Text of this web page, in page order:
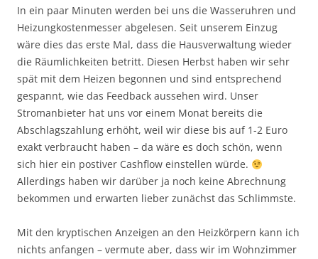
In ein paar Minuten werden bei uns die Wasseruhren und
Heizungkostenmesser abgelesen. Seit unserem Einzug
wäre dies das erste Mal, dass die Hausverwaltung wieder
die Räumlichkeiten betritt. Diesen Herbst haben wir sehr
spät mit dem Heizen begonnen und sind entsprechend
gespannt, wie das Feedback aussehen wird. Unser
Stromanbieter hat uns vor einem Monat bereits die
Abschlagszahlung erhöht, weil wir diese bis auf 1-2 Euro
exakt verbraucht haben – da wäre es doch schön, wenn
sich hier ein postiver Cashflow einstellen würde.
Allerdings haben wir darüber ja noch keine Abrechnung
bekommen und erwarten lieber zunächst das Schlimmste.
Mit den kryptischen Anzeigen an den Heizkörpern kann ich
nichts anfangen – vermute aber, dass wir im Wohnzimmer